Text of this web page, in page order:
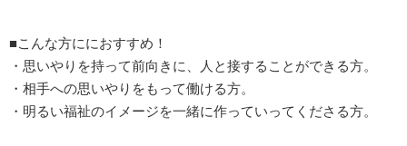
■こんな方ににおすすめ！
・思いやりを持って前向きに、人と接することができる方。
・相手への思いやりをもって働ける方。
・明るい福祉のイメージを一緒に作っていってくださる方。